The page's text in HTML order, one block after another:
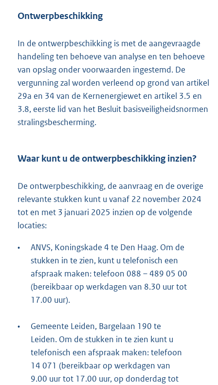
Ontwerpbeschikking
In de ontwerpbeschikking is met de aangevraagde
handeling ten behoeve van analyse en ten behoeve
van opslag onder voorwaarden ingestemd. De
vergunning zal worden verleend op grond van artikel
29a en 34 van de Kernenergiewet en artikel 3.5 en
3.8, eerste lid van het Besluit basisveiligheidsnormen
stralingsbescherming.
Waar kunt u de ontwerpbeschikking inzien?
De ontwerpbeschikking, de aanvraag en de overige
relevante stukken kunt u vanaf 22 november 2024
tot en met 3 januari 2025 inzien op de volgende
locaties:
•
ANVS, Koningskade 4 te Den Haag. Om de
stukken in te zien, kunt u telefonisch een
afspraak maken: telefoon 088 – 489 05 00
(bereikbaar op werkdagen van 8.30 uur tot
17.00 uur).
•
Gemeente Leiden, Bargelaan 190 te
Leiden. Om de stukken in te zien kunt u
telefonisch een afspraak maken: telefoon
14 071 (bereikbaar op werkdagen van
9.00 uur tot 17.00 uur, op donderdag tot